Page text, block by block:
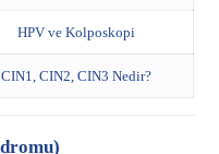
HPV ve Kolposkopi
CIN1, CIN2, CIN3 Nedir?